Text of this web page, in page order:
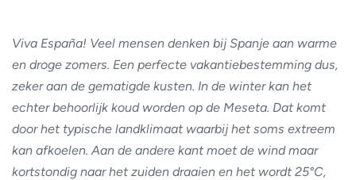
Viva España! Veel mensen denken bij Spanje aan warme
en droge zomers. Een perfecte vakantiebestemming dus,
zeker aan de gematigde kusten. In de winter kan het
echter behoorlijk koud worden op de Meseta. Dat komt
door het typische landklimaat waarbij het soms extreem
kan afkoelen. Aan de andere kant moet de wind maar
kortstondig naar het zuiden draaien en het wordt 25°C,